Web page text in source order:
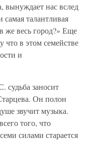
вынуждает нас вслед
талантливая
же весь город?» Еще
в этом семействе
и
судьба заносит
Он полон
звучит музыка.
того, что
силами старается